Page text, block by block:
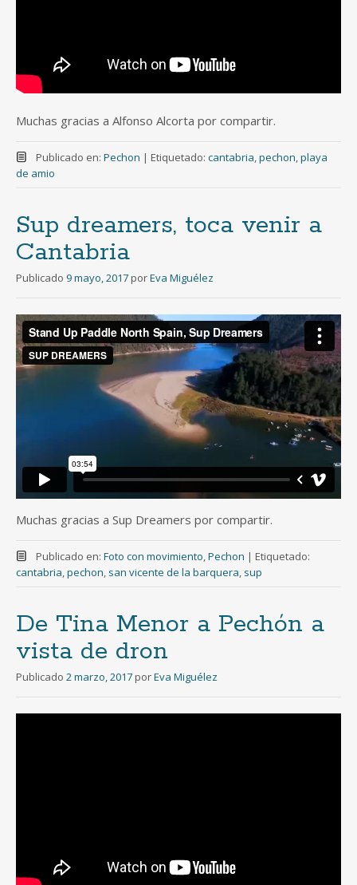
Muchas gracias a Alfonso Alcorta por compartir.
Publicado en: Pechon | Etiquetado: cantabria,pechon,playa
de amio
Sup dreamers, toca venir a
Cantabria
Publicado 9 mayo, 2017 porEva Miguélez
Muchas gracias a Sup Dreamers por compartir.
Publicado en: Foto con movimiento Pechon | Etiquetado:
cantabria pechon san vicente de la barquera sup
De Tina Menor a Pechón a
vista de dron
Publicado 2 marzo, 2017 porEva Miguélez